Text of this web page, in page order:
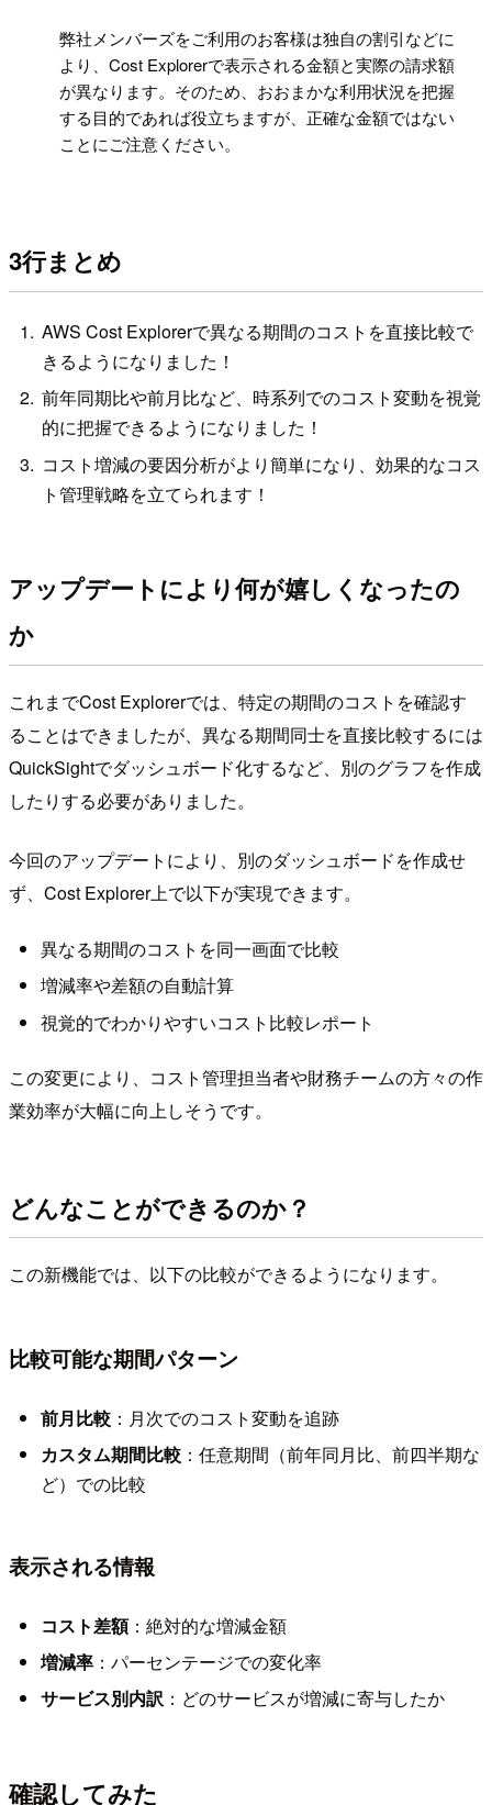
弊社メンバーズをご利用のお客様は独自の割引などに
より、Cost Explorerで表示される金額と実際の請求額
が異なります。そのため、おおまかな利用状況を把握
する目的であれば役立ちますが、正確な金額ではない
ことにご注意ください。
3行まとめ
AWS Cost Explorerで異なる期間のコストを直接比較で
きるようになりました！
前年同期比や前月比など、時系列でのコスト変動を視覚
的に把握できるようになりました！
コスト増減の要因分析がより簡単になり、効果的なコス
ト管理戦略を立てられます！
アップデートにより何が嬉しくなったの
か
これまでCost Explorerでは、特定の期間のコストを確認す
ることはできましたが、異なる期間同士を直接比較するには
QuickSightでダッシュボード化するなど、別のグラフを作成
したりする必要がありました。
今回のアップデートにより、別のダッシュボードを作成せ
ず、Cost Explorer上で以下が実現できます。
異なる期間のコストを同一画面で比較
増減率や差額の自動計算
視覚的でわかりやすいコスト比較レポート
この変更により、コスト管理担当者や財務チームの方々の作
業効率が大幅に向上しそうです。
どんなことができるのか？
この新機能では、以下の比較ができるようになります。
比較可能な期間パターン
前月比較：月次でのコスト変動を追跡
カスタム期間比較：任意期間（前年同月比、前四半期な
ど）での比較
表示される情報
コスト差額：絶対的な増減金額
増減率：パーセンテージでの変化率
サービス別内訳：どのサービスが増減に寄与したか
確認してみた